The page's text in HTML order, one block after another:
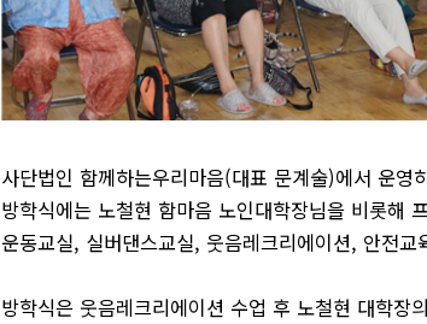
사단법인 함께하는우리마음(대표 문계술)에서 운영
방학식에는 노철현 함마음 노인대학장님을 비롯해
운동교실, 실버댄스교실, 웃음레크리에이션, 안전
방학식은 웃음레크리에이션 수업 후 노철현 대학